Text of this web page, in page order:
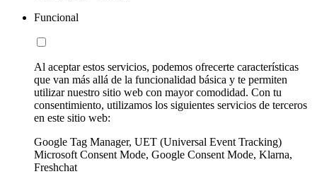
Funcional
Al aceptar estos servicios, podemos ofrecerte características
que van más allá de la funcionalidad básica y te permiten
utilizar nuestro sitio web con mayor comodidad. Con tu
consentimiento, utilizamos los siguientes servicios de terceros
en este sitio web:
Google Tag Manager, UET (Universal Event Tracking)
Microsoft Consent Mode, Google Consent Mode, Klarna,
Freshchat